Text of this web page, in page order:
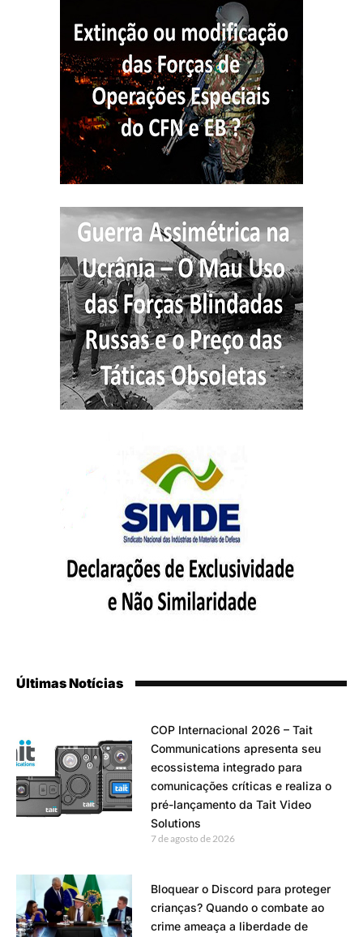
Últimas Notícias
COP Internacional 2026 – Tait
Communications apresenta seu
ecossistema integrado para
comunicações críticas e realiza o
pré-lançamento da Tait Video
Solutions
7 de agosto de 2026
Bloquear o Discord para proteger
crianças? Quando o combate ao
crime ameaça a liberdade de